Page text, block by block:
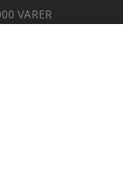
VARER